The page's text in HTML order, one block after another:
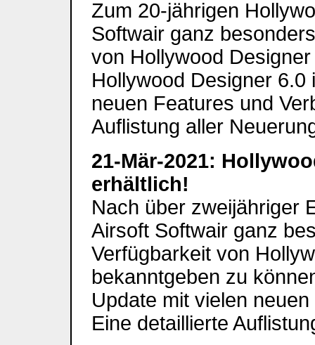
Zum 20-jährigen
Softwair ganz
von Hollywood
Hollywood Designer
neuen Features und
Auflistung aller
21-Mär-2021:
erhältlich!
Nach über zweijähriger
Airsoft Softwair ganz
Verfügbarkeit von
bekanntgeben zu
Update mit vielen
Eine detaillierte